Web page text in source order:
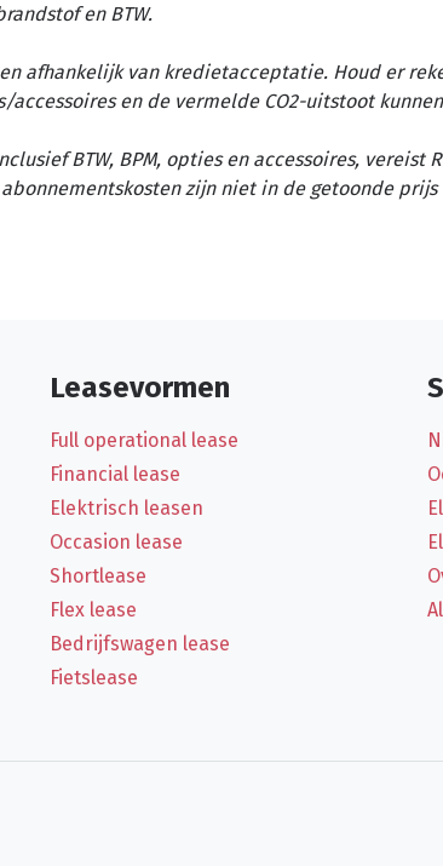
en BTW.
afhankelijk van kredietacceptatie. Houd er
en de vermelde CO2-uitstoot
BTW, BPM, opties en accessoires, vereist
zijn niet in de getoonde prijs
Leasevormen
Full operational lease
Financial lease
Elektrisch leasen
Occasion lease
Shortlease
Flex lease
Bedrijfswagen lease
Fietslease